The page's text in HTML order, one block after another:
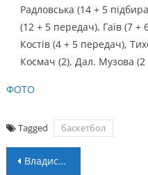
Радловська (14 + 5
(12 + 5 передач), Гаїв (7
Костів (4 + 5 передач),
Космач (2), Дал. Музова (2
ФОТО
Tagged баскетбол
Навігація
Владислав Приймак відзначився голом у матчі з “Минаєм”